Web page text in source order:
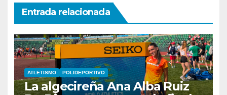
Entrada relacionada
ATLETISMO POLIDEPORTIVO
La algecireña Ana Alba Ruiz